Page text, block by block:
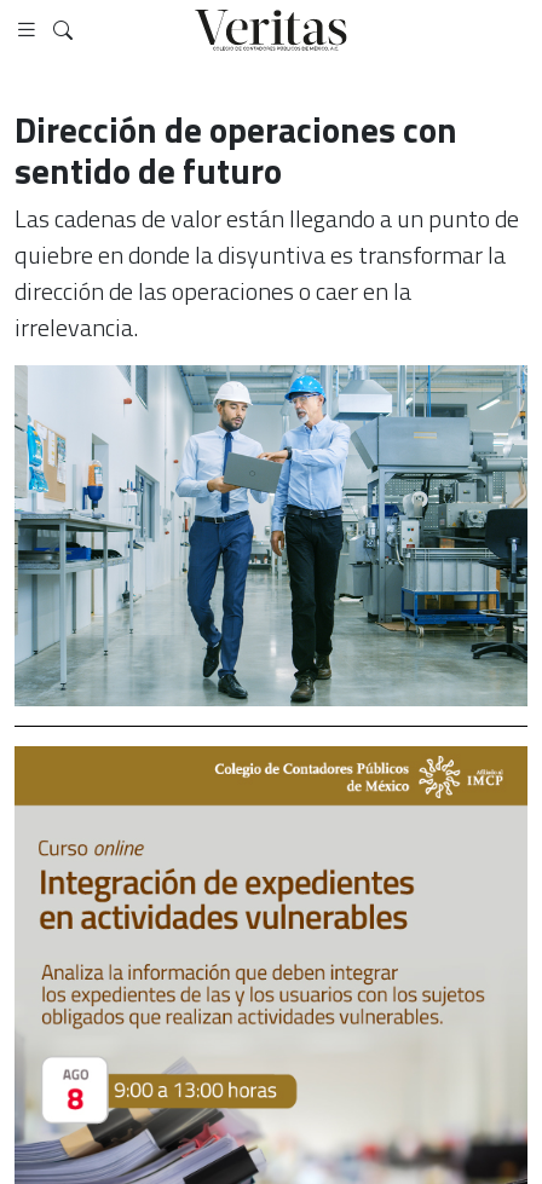
Dirección de operaciones con
sentido de futuro
Las cadenas de valor están llegando a un punto de
quiebre en donde la disyuntiva es transformar la
dirección de las operaciones o caer en la
irrelevancia.